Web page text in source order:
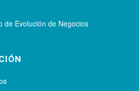
de Evolución de Negocios